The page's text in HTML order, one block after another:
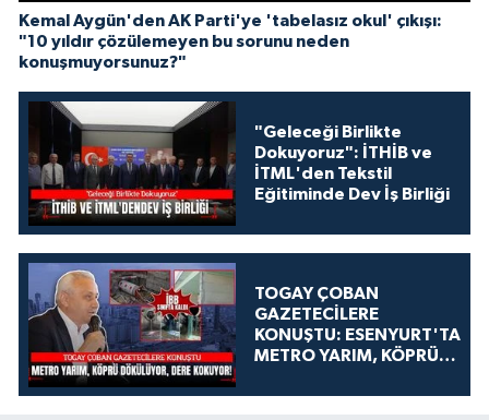
Kemal Aygün'den AK Parti'ye 'tabelasız okul' çıkışı:
"10 yıldır çözülemeyen bu sorunu neden
konuşmuyorsunuz?"
"Geleceği Birlikte
Dokuyoruz": İTHİB ve
İTML'den Tekstil
Eğitiminde Dev İş Birliği
TOGAY ÇOBAN
GAZETECİLERE
KONUŞTU: ESENYURT'TA
METRO YARIM, KÖPRÜ
KOKUYOR!